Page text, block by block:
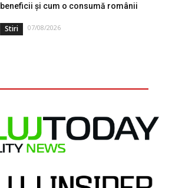
beneficii și cum o consumă românii
Stiri 07/08/2026